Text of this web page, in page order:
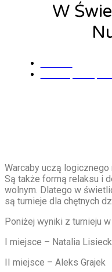
W
Warcaby uczą
Są także formą relaksu i
wolnym. Dlatego w
są turnieje dla chętnych
Poniżej wyniki z turnieju
I miejsce – Natalia
II miejsce – Aleks Grajek